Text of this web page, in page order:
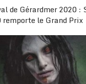
de Gérardmer 2020 :
remporte le Grand Prix